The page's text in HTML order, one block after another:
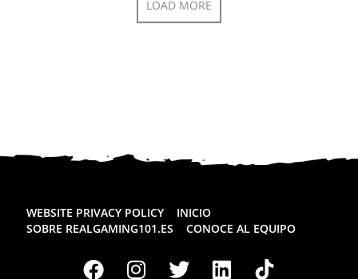
LOAD MORE
WEBSITE PRIVACY POLICY
INICIO
SOBRE REALGAMING101.ES
CONOCE AL EQUIPO